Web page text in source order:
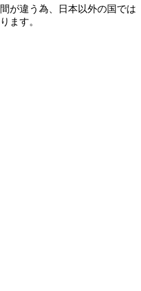
が違う為、日本以外の国では
ます。